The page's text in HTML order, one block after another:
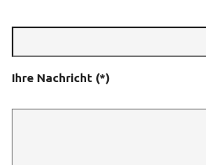
Ihre Nachricht (*)